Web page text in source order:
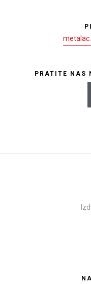
PRATITE NAS